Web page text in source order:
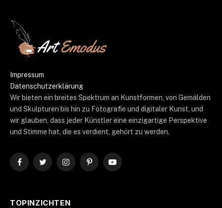
Impressum
Datenschutzerklärung
Wir bieten ein breites Spektrum an Kunstformen, von Gemälden
und Skulpturen bis hin zu Fotografie und digitaler Kunst, und
wir glauben, dass jeder Künstler eine einzigartige Perspektive
und Stimme hat, die es verdient, gehört zu werden.
FacebookTwitterInstagramPinterestYouTube
TOPINZICHTEN